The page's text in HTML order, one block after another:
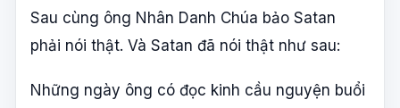
Sau cùng ông Nhân Danh Chúa bảo Satan
phải nói thật. Và Satan đã nói thật như sau:
Những ngày ông có đọc kinh cầu nguyện buổi